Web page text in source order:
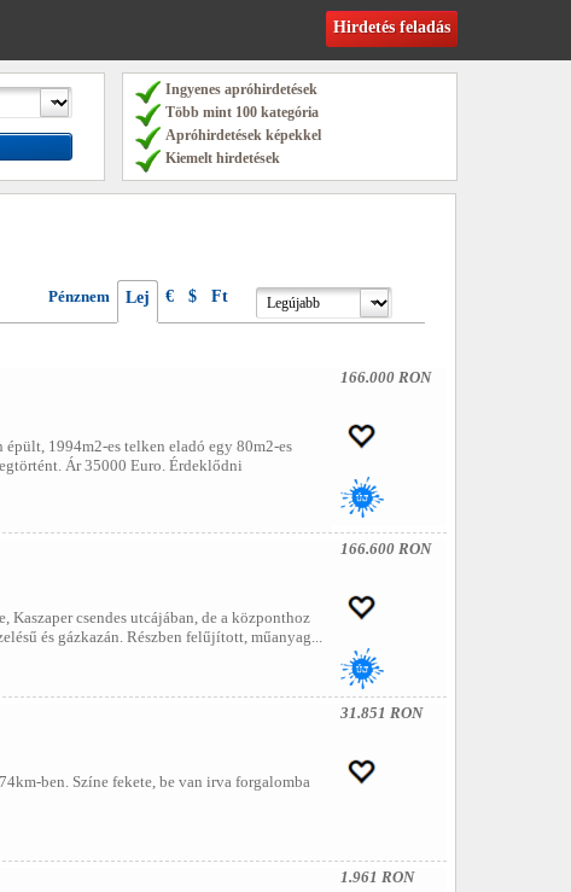
Hirdetés feladás
Ingyenes apróhirdetések
Több mint 100 kategória
Apróhirdetések képekkel
Kiemelt hirdetések
Pénznem Lej € $ Ft
1994m2-es telken eladó egy 80m2-es
Ár 35000 Euro. Érdeklődni
166.000 RON
Kaszaper csendes utcájában, de a központhoz
és gázkazán. Részben felűjított, műanyag...
166.600 RON
ben. Színe fekete, be van irva forgalomba
31.851 RON
1.961 RON